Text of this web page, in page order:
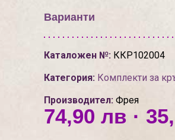
Варианти
Каталожен №: ККР102004
Категория: Комплекти за
Производител: Фрея
74,90 лв ·